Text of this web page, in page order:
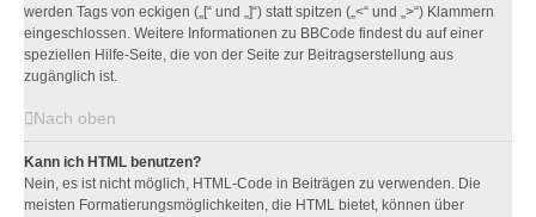
werden Tags von eckigen („[“ und „]“) statt spitzen („<“ und „>“) Klammern
eingeschlossen. Weitere Informationen zu BBCode findest du auf einer
speziellen Hilfe-Seite, die von der Seite zur Beitragserstellung aus
zugänglich ist.
Nach oben
Kann ich HTML benutzen?
Nein, es ist nicht möglich, HTML-Code in Beiträgen zu verwenden. Die
meisten Formatierungsmöglichkeiten, die HTML bietet, können über